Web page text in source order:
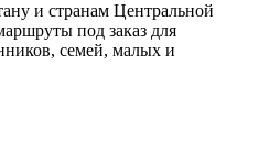
и странам Центральной
под заказ для
семей, малых и